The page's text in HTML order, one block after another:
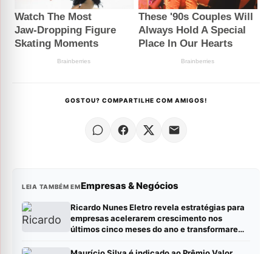
GOSTOU? COMPARTILHE COM AMIGOS!
LEIA TAMBÉM EMEmpresas & Negócios
Ricardo Nunes Eletro revela estratégias para
empresas acelerarem crescimento nos
últimos cinco meses do ano e transformarem